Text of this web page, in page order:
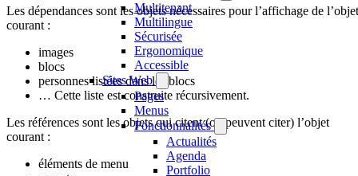
Multitenant
Multilingue
Sécurisée
Ergonomique
Accessible
Sites Web
Pages
Menus
Fonctionnalités
Actualités
Agenda
Portfolio
Les dépendances sont les objets nécessaires pour l’affichage de l’objet
courant :
images
blocs
personnes listées dans les blocs
… Cette liste est construite récursivement.
Les références sont les objets qui citent (ou peuvent citer) l’objet
courant :
éléments de menu